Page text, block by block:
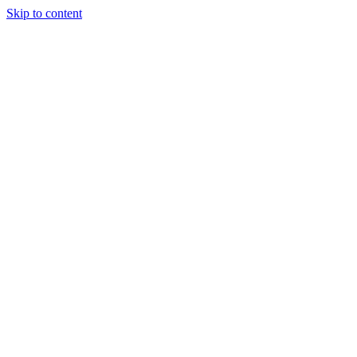
Skip to content